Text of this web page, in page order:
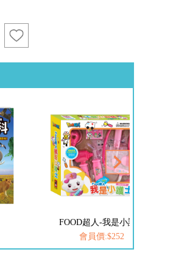
FOOD超人-我是小護士
會員價:$252